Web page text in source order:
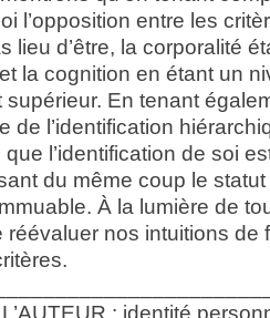
l’opposition entre les
lieu d’être, la corporalité
la cognition en étant un
supérieur. En tenant
de l’identification
l’identification de soi
du même coup le
À la lumière de
réévaluer nos intuitions de
: identité